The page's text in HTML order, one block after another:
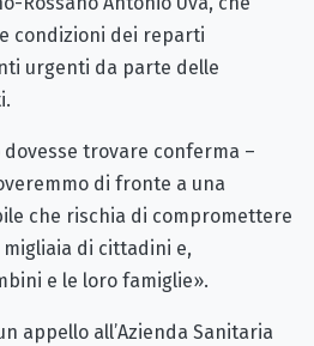
condizioni dei reparti
urgenti da parte delle
trovare conferma –
di fronte a una
che rischia di compromettere
di cittadini e,
e le loro famiglie».
appello all’Azienda Sanitaria